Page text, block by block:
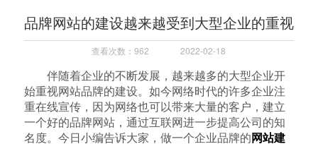
品牌网站的建设越来越受到大型企业的重视
查看次数：962 2022-02-18
伴随着企业的不断发展，越来越多的大型企业开
始重视网站品牌的建设。如今网络时代的许多企业注
重在线宣传，因为网络也可以带来大量的客户，建立
一个好的品牌网站，通过互联网进一步提高公司的知
名度。今日小编告诉大家，做一个企业品牌的 网站建